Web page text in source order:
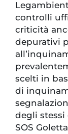
controlli
criticità
depurativi
scelti in
di
degli stessi
SOS